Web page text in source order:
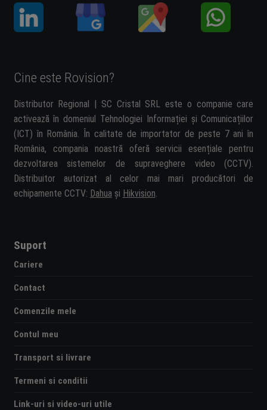
Cine este Rovision?
Distributor Regional | SC Cristal SRL este o companie care
activează în domeniul Tehnologiei Informației și Comunicațiilor
(ICT) în România. În calitate de importator de peste 7 ani în
România, compania noastră oferă servicii esențiale pentru
dezvoltarea sistemelor de supraveghere video (CCTV).
Distribuitor autorizat al celor mai mari producători de
echipamente CCTV: Dahua și Hikvision
Suport
Cariere
Contact
Comenzile mele
Contul meu
Transport si livrare
Termeni si conditii
Link-uri si video-uri utile